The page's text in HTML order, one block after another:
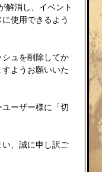
解消し、イベント
使用できるよう
ュを削除してか
ようお願いいた
ーザー様に「切
、誠に申し訳ご